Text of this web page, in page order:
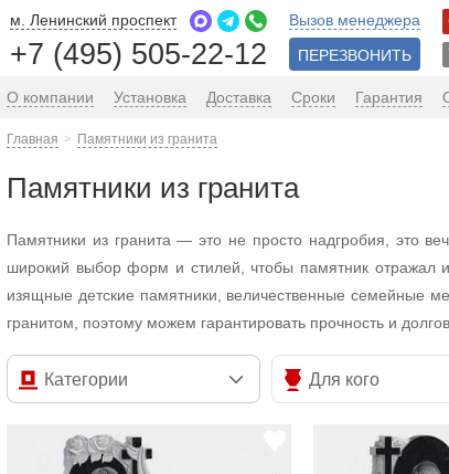
м. Ленинский проспект
+7 (495) 505-22-12
Вызов менеджера
ПЕРЕЗВОНИТЬ
О компании Установка Доставка Сроки Гарантия
Главная Памятники из гранита
Памятники из гранита
Памятники из гранита — это не просто надгробия, это
широкий выбор форм и стилей, чтобы памятник отражал
изящные детские памятники, величественные семейные
гранитом, поэтому можем гарантировать прочность и
Категории Для кого